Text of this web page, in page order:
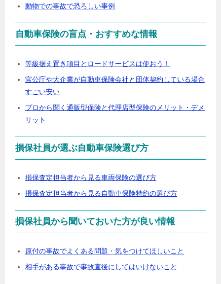
動物での事故で恐ろしい事例
自動車保険の盲点・おすすめな情報
等級据え置き項目とロードサービスは使おう！
官公庁や大企業が自動車保険会社と団体契約している場合
すごい安い
プロから聞く通販型保険と代理店型保険のメリット・デメ
リット
損保社員が選ぶ自動車保険選び方
損保査定担当者から見る車両保険の選び方
損保査定担当者から見る自動車保険特約の選び方
損保社員から聞いておいた方が良い情報
原付の事故でよくある問題・気をつけてほしいこと
相手がある事故で事故直後にしてはいけないこと